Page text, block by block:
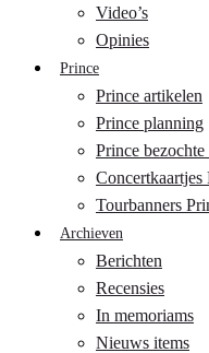
Video’s
Opinies
Prince
Prince artikelen
Prince planning
Prince bezochte
Concertkaartjes
Tourbanners
Archieven
Berichten
Recensies
In memoriams
Nieuws items